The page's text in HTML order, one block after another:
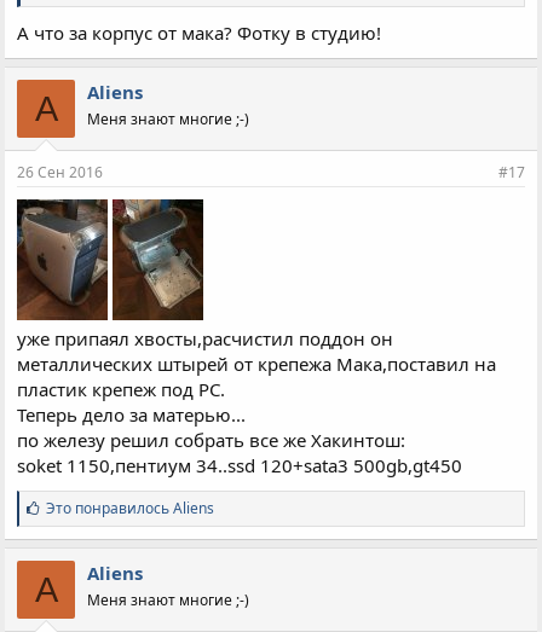
А что за корпус от мака? Фотку в студию!
A Aliens
Меня знают многие ;-)
26 Сен 2016 #17
уже припаял хвосты,расчистил поддон он
металлических штырей от крепежа Мака,поставил на
пластик крепеж под PC.
Теперь дело за матерью...
по железу решил собрать все же Хакинтош:
soket 1150,пентиум 34..ssd 120+sata3 500gb,gt450
С
и
м
п
а
т
и
Это понравилосьAliens
A Aliens
Меня знают многие ;-)